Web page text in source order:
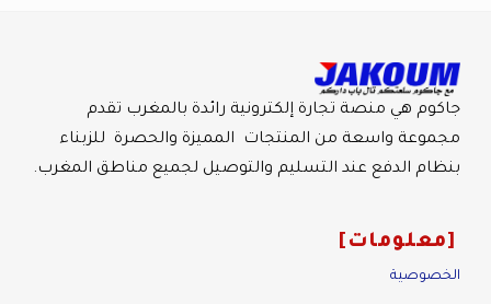
جاكوم هي منصة تجارة إلكترونية رائدة بالمغرب تقدم
مجموعة واسعة من المنتجات المميزة والحصرة للزبناء
بنظام الدفع عند التسليم والتوصيل لجميع مناطق المغرب.
معلومات
الخصوصية